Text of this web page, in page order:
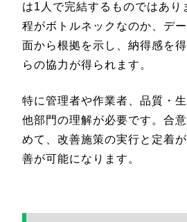
は1人で完結するものではあり
程がボトルネックなのか、デ
面から根拠を示し、納得感を
らの協力が得られます。
特に管理者や作業者、品質・
他部門の理解が必要です。合
めて、改善施策の実行と定着
善が可能になります。